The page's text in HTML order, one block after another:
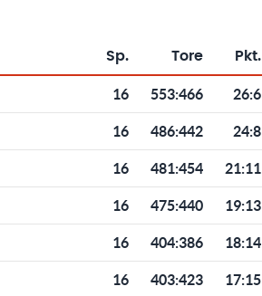
Sp. Tore Pkt.
16 553:466 26:6
16 486:442 24:8
16 481:454 21:11
16 475:440 19:13
16 404:386 18:14
16 403:423 17:15